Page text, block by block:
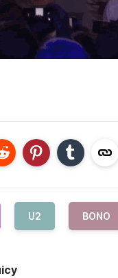
U2 BONO